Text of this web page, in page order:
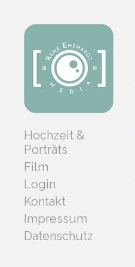
Hochzeit &
Porträts
Film
Login
Kontakt
Impressum
Datenschutz